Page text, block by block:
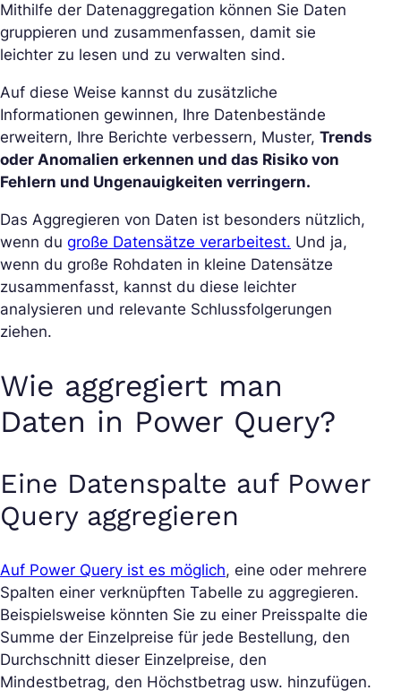
Mithilfe der Datenaggregation können Sie Daten
gruppieren und zusammenfassen, damit sie
leichter zu lesen und zu verwalten sind.
Auf diese Weise kannst du zusätzliche
Informationen gewinnen, Ihre Datenbestände
erweitern, Ihre Berichte verbessern, Muster, Trends
oder Anomalien erkennen und das Risiko von
Fehlern und Ungenauigkeiten verringern.
Das Aggregieren von Daten ist besonders nützlich,
wenn du große Datensätze verarbeitest. Und ja,
wenn du große Rohdaten in kleine Datensätze
zusammenfasst, kannst du diese leichter
analysieren und relevante Schlussfolgerungen
ziehen.
Wie aggregiert man
Daten in Power Query?
Eine Datenspalte auf Power
Query aggregieren
Auf Power Query ist es möglich, eine oder mehrere
Spalten einer verknüpften Tabelle zu aggregieren.
Beispielsweise könnten Sie zu einer Preisspalte die
Summe der Einzelpreise für jede Bestellung, den
Durchschnitt dieser Einzelpreise, den
Mindestbetrag, den Höchstbetrag usw. hinzufügen.